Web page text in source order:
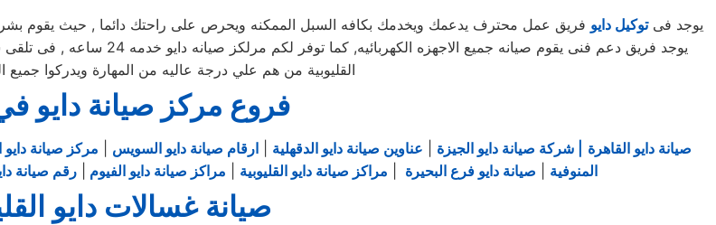
يوجد فىتوكيل دايو فريق عمل محترف يدعمك ويخدمك بكافه السبل الممكنه ويحرص على راحتك دائما , حيث يقوم بشرح
يوجد فريق دعم فنى يقوم صيانه
القليوبية من هم علي درجة عاليه من المهارة ويدركوا جميع
فروع مركز صيانة دايو
صيانة دايو القاهرة | شركة صيانة دايو الجيزة عناوين صيانة دايو الدقهلية ارقام صيانة دايو السويس مركز صيانة دايو
المنوفية
صيانة دايو فرع البحيرة مراكز صيانة دايو القليوبية مراكز صيانة دايو الفيوم |رقم صيانة
صيانة غسالات دايو